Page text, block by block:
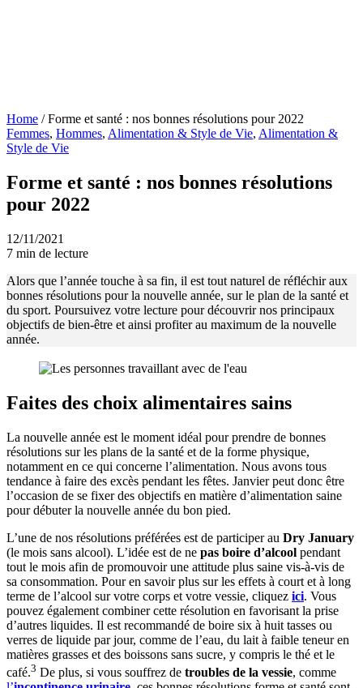
Home /Forme et santé : nos bonnes résolutions pour 2022
Femmes, Hommes, Alimentation & Style de Vie, Alimentation &
Style de Vie
Forme et santé : nos bonnes résolutions
pour 2022
12/11/2021
7 min de lecture
Alors que l’année touche à sa fin, il est tout naturel de réfléchir aux
bonnes résolutions pour la nouvelle année, sur le plan de la santé et
du sport. Poursuivez votre lecture pour découvrir nos principaux
objectifs de bien-être et ainsi profiter au maximum de la nouvelle
année.
Faites des choix alimentaires sains
La nouvelle année est le moment idéal pour prendre de bonnes
résolutions sur les plans de la santé et de la forme physique,
notamment en ce qui concerne l’alimentation. Nous avons tous
tendance à faire des excès pendant les fêtes. Janvier peut donc être
l’occasion de se fixer des objectifs en matière d’alimentation saine
pour débuter la nouvelle année du bon pied.
L’une de nos résolutions préférées est de participer au Dry January
(le mois sans alcool). L’idée est de ne pas boire d’alcool pendant
tout le mois afin de promouvoir une attitude plus saine vis-à-vis de
sa consommation. Pour en savoir plus sur les effets à court et à long
terme de l’alcool sur votre corps et votre vessie, cliquez ici. Vous
pouvez également combiner cette résolution en favorisant la prise
d’autres liquides. Il est recommandé de boire six à huit tasses ou
verres de liquide par jour, comme de l’eau, du lait à faible teneur en
matières grasses et des boissons sans sucre, y compris le thé et le
café.3 De plus, si vous souffrez de troubles de la vessie, comme